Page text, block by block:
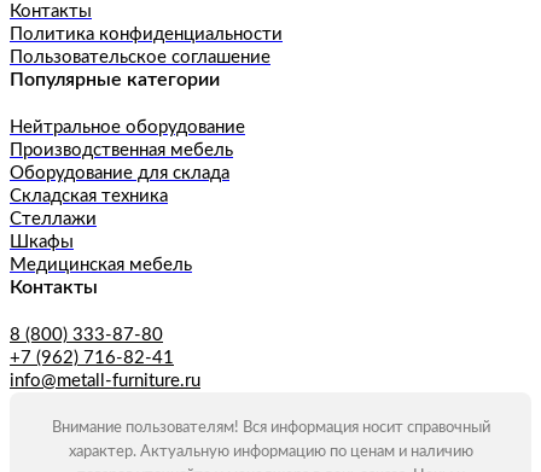
Контакты
Политика конфиденциальности
Пользовательское соглашение
Популярные категории
Нейтральное оборудование
Производственная мебель
Оборудование для склада
Складская техника
Стеллажи
Шкафы
Медицинская мебель
Контакты
8 (800) 333-87-80
+7 (962) 716-82-41
info@metall-furniture.ru
Внимание пользователям! Вся информация носит справочный
характер. Актуальную информацию по ценам и наличию